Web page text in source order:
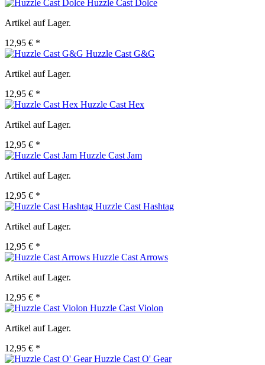
Huzzle Cast Dolce
Artikel auf Lager.
12,95 € *
Huzzle Cast G&G
Artikel auf Lager.
12,95 € *
Huzzle Cast Hex
Artikel auf Lager.
12,95 € *
Huzzle Cast Jam
Artikel auf Lager.
12,95 € *
Huzzle Cast Hashtag
Artikel auf Lager.
12,95 € *
Huzzle Cast Arrows
Artikel auf Lager.
12,95 € *
Huzzle Cast Violon
Artikel auf Lager.
12,95 € *
Huzzle Cast O' Gear